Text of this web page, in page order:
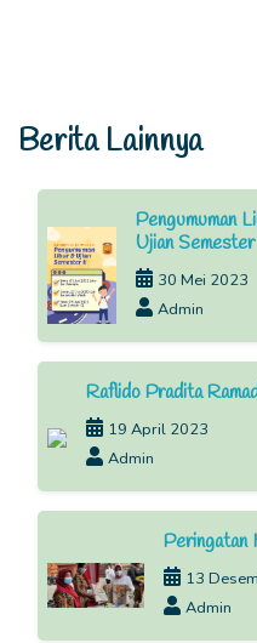
Berita Lainnya
Pengumuman
Ujian
30 Mei 2023
Admin
Raflido Pradita
19 April 2023
Admin
13
Admin